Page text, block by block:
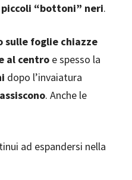
piccoli “bottoni” neri.
sulle foglie chiazze
al centro e spesso la
dopo l’invaiatura
. Anche le
ad espandersi nella